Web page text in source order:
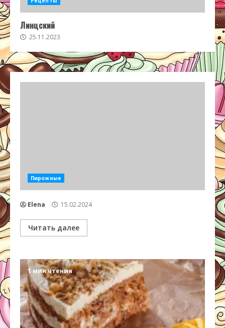
Линцский
25.11.2023
Пирожные
Elena 15.02.2024
Читать далее
1 мин чтения